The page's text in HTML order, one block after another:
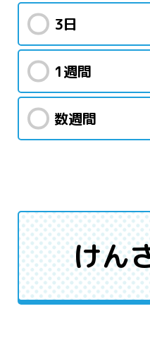
3日
1週間
数週間